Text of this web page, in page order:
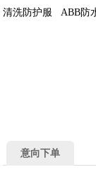
清洗防护服 ABB防
意向下单